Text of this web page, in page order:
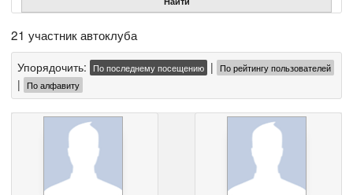
21 участник автоклуба
Упорядочить: По последнему посещению | По рейтингу пользователей
| По алфавиту